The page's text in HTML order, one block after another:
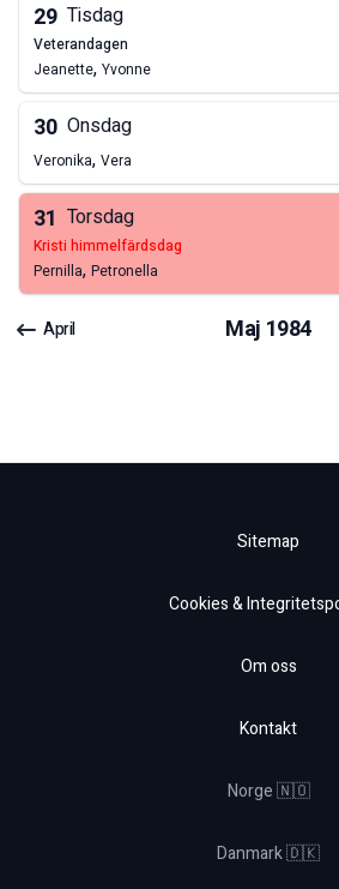
29 Tisdag
veterandagen
Jeanette, Yvonne
30 Onsdag
Veronika, Vera
31 Torsdag
kristi himmelfärdsdag
Pernilla, Petronella
April Maj 1984
Sitemap
Cookies &
Om oss
Kontakt
Norge 🇳🇴
Danmark 🇩🇰